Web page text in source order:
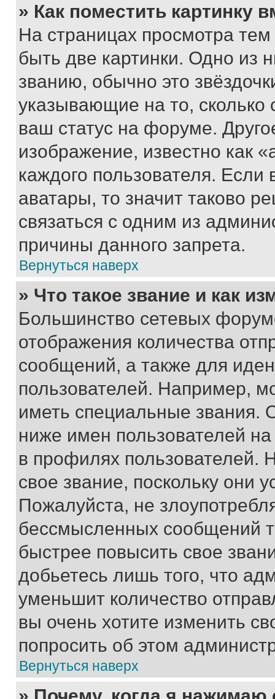
» Как поместить картинку
На страницах просмотра
быть две картинки. Одно из
званию, обычно это
указывающие на то,
ваш статус на форуме.
изображение, известно как
каждого пользователя.
аватары, то значит таково
связаться с одним из
причины данного запрета.
Вернуться наверх
» Что такое звание и как
Большинство сетевых
отображения количества
сообщений, а также для
пользователей. Например,
иметь специальные звания.
ниже имен пользователей
в профилях
свое звание, поскольку они
Пожалуйста, не
бессмысленных сообщений
быстрее повысить свое
добьетесь лишь того, что
уменьшит количество
вы очень хотите изменить
попросить об этом
Вернуться наверх